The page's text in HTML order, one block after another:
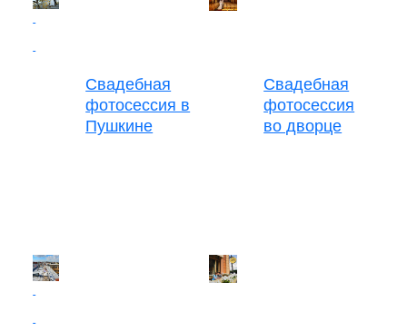
Свадебная
фотосессия в
Пушкине
Свадебная
фотосессия
во дворце